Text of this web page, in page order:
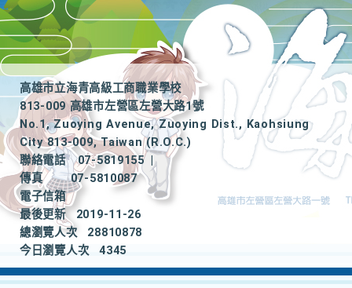
高雄市立海青高級工商職業學校
813-009 高雄市左營區左營大路1號
No.1, Zuoying Avenue, Zuoying Dist., Kaohsiung
City 813-009, Taiwan (R.O.C.)
聯絡電話
07-5819155
|
傳真
07-5810087
電子信箱
最後更新
2019-11-26
總瀏覽人次
28810878
今日瀏覽人次
4345